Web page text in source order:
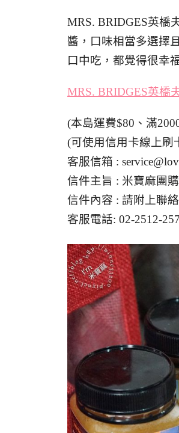
MRS. BRIDGES英橋
醬，口味相當多選擇
口中吃，都覺得很幸
MRS. BRIDGES英橋
(本島運費$80、滿
(可使用信用卡線上刷
客服信箱 :
信件主旨 : 米寶麻團
信件內容 : 請附上聯
客服電話: 02-2512-